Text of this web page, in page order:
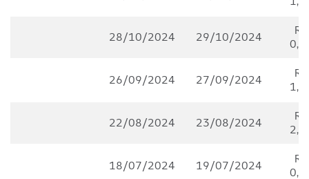
28/10/2024 29/10/2024
R$
26/09/2024 27/09/2024
R$
22/08/2024 23/08/2024
R$
18/07/2024 19/07/2024
R$